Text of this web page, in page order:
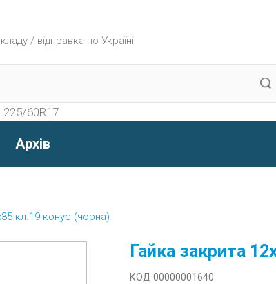
/ відправка по Україні
225/60R17
Архів
кл.19 конус (чорна)
Гайка закрита
КОД 00000001640